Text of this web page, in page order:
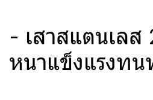
- เสาสแตนเลส
หนาแข็งแรงทน